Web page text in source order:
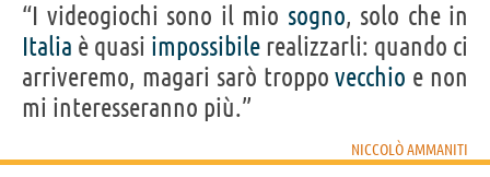
“I videogiochi sono il mio sogno, solo che in
Italia è quasi impossibile realizzarli: quando ci
arriveremo, magari sarò troppovecchio e non
mi interesseranno più.”
NICCOLÒ AMMANITI